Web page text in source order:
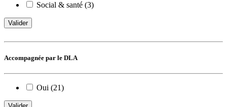
Social & santé (3)
Valider
Accompagnée par le DLA
Oui (21)